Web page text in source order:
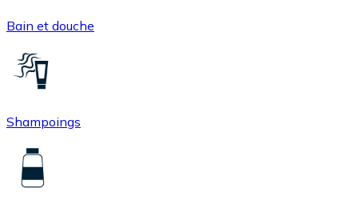
Bain et douche
Shampoings